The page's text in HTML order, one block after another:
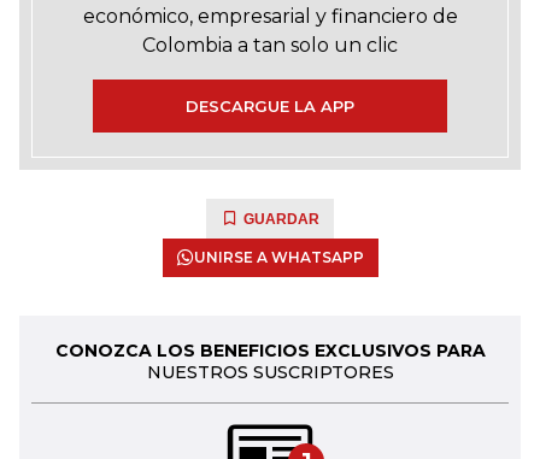
económico, empresarial y financiero de
Colombia a tan solo un clic
DESCARGUE LA APP
GUARDAR
UNIRSE A WHATSAPP
CONOZCA LOS BENEFICIOS EXCLUSIVOS PARA
NUESTROS SUSCRIPTORES